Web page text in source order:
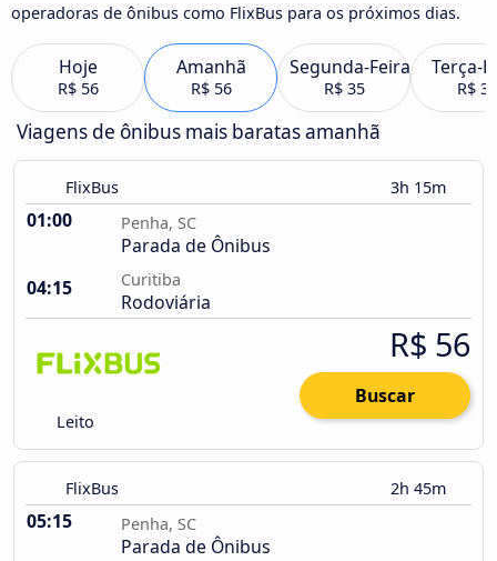
operadoras de ônibus como FlixBus para os próximos dias.
Hoje
R$ 56
Amanhã
R$ 56
Segunda-Feira
R$ 35
Terça-
R$ 35
Viagens de ônibus mais baratas amanhã
FlixBus 3h 15m
01:00 Penha, SC
Parada de Ônibus
04:15
Curitiba
Rodoviária
Leito
R$ 56
Buscar
FlixBus 2h 45m
05:15 Penha, SC
Parada de Ônibus